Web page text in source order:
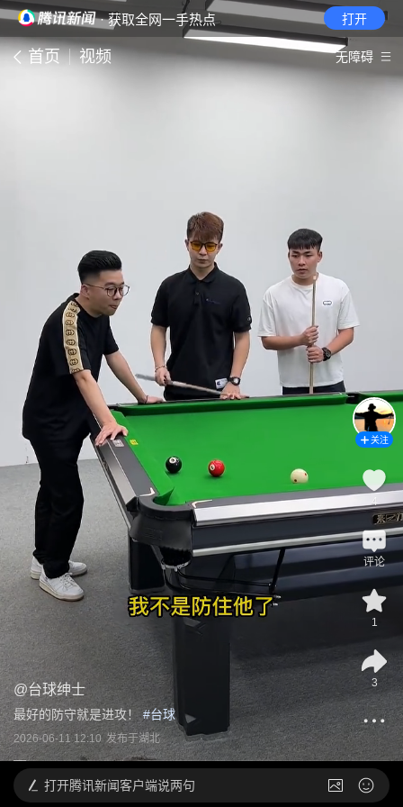
· 获取全网一手热点 打开
首页 视频 无障碍
@台球绅士
最好的防守就是进攻！ #台球
2026-06-11 12:10 发布于湖北
关注
4
评论
1
3
打开腾讯新闻客户端说两句